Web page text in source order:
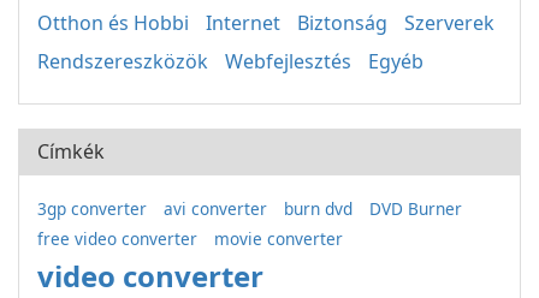
Otthon és Hobbi
Internet Biztonság
Szerverek
Rendszereszközök
Webfejlesztés Egyéb
Címkék
3gp converter avi converter burn dvd
DVD Burner
free video converter
movie converter
video converter